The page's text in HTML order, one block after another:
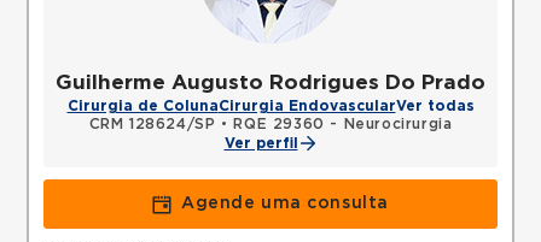
Guilherme Augusto Rodrigues Do Prado
Cirurgia de ColunaCirurgia EndovascularVer todas
CRM 128624/SP •
RQE 29360 - Neurocirurgia
Ver perfil
Agende uma consulta